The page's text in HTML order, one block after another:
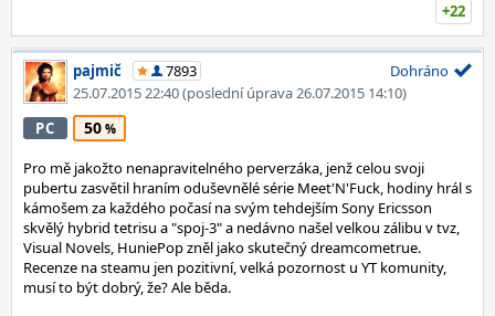
+22
pajmič
7893
25.07.2015 22:40(poslední úprava 26.07.2015 14:10)
Dohráno
PC 50
Pro mě jakožto nenapravitelného perverzáka, jenž celou svoji
pubertu zasvětil hraním oduševnělé série Meet'N'Fuck, hodiny hrál s
kámošem za každého počasí na svým tehdejším Sony Ericsson
skvělý hybrid tetrisu a "spoj-3" a nedávno našel velkou zálibu v tvz,
Visual Novels, HuniePop zněl jako skutečný dreamcometrue.
Recenze na steamu jen pozitivní, velká pozornost u YT komunity,
musí to být dobrý, že? Ale běda.